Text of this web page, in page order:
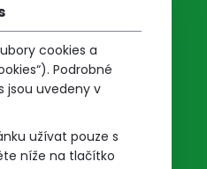
T-Mobile)
pro odborové
vyjednávání
hry
cookies a
Podrobné
jsou uvedeny v
užívat pouze s
níže na tlačítko